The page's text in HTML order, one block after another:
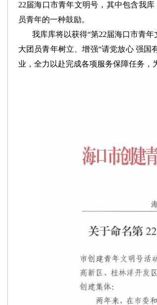
22届海口市青年文明号，其中包含我
员青年的一种鼓励。
我库库将以获得“第22届海口市青
大团员青年树立、增强“请党放心 强国
业，全力以赴完成各项服务保障任务，